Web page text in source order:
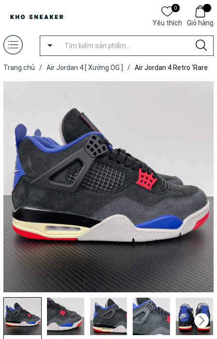
0
Yêu thích Giỏ hàng
Trang chủ / Air Jordan 4 [ Xưởng OG ] / Air Jordan 4 Retro 'Rare